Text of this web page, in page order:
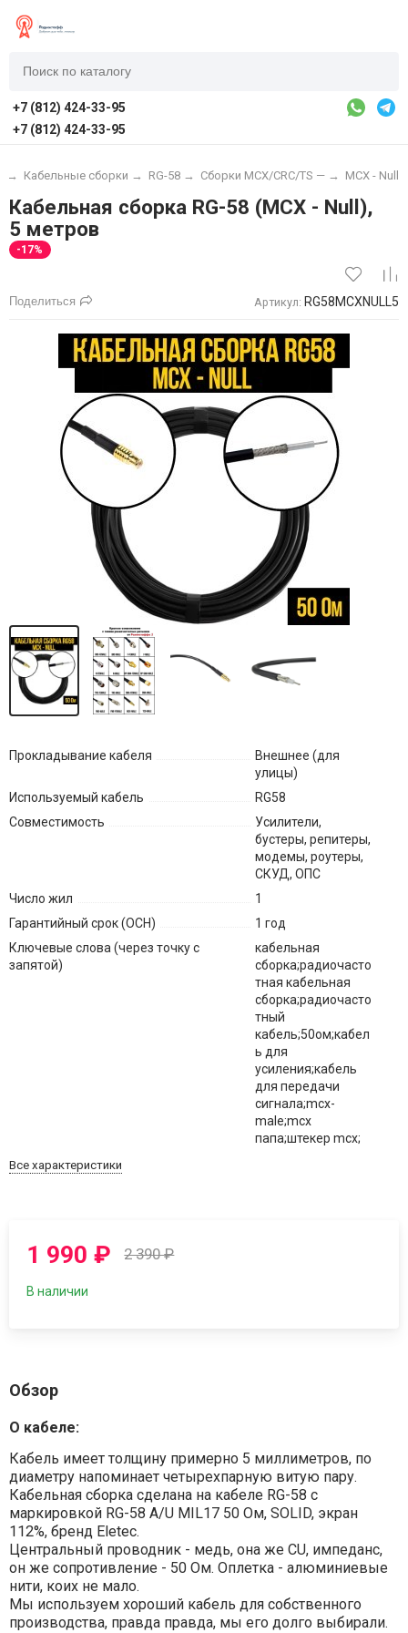
+7 (812) 424-33-95
+7 (812) 424-33-95
→ Кабельные сборки → RG-58 → Сборки MCX/CRC/TS — → MCX - Null
Кабельная сборка RG-58 (MCX - Null),
5 метров
-17%
Поделиться Артикул: RG58MCXNULL5
Прокладывание кабеля
Внешнее (для
улицы)
Используемый кабель
RG58
Совместимость
Усилители,
бустеры, репитеры,
модемы, роутеры,
СКУД, ОПС
Число жил
1
Гарантийный срок (ОСН)
1 год
Ключевые слова (через точку с
запятой)
кабельная
сборка;радиочасто
тная кабельная
сборка;радиочасто
тный
кабель;50ом;кабел
ь для
усиления;кабель
для передачи
сигнала;mcx-
male;mcx
папа;штекер mcx;
Все характеристики
1 990₽ 2 390₽
В наличии
Обзор
О кабеле:
Кабель имеет толщину примерно 5 миллиметров, по
диаметру напоминает четырехпарную витую пару.
Кабельная сборка сделана на кабеле RG-58 с
маркировкой RG-58 A/U MIL17 50 Ом, SOLID, экран
112%, бренд Eletec.
Центральный проводник - медь, она же CU, импеданс,
он же сопротивление - 50 Ом. Оплетка - алюминиевые
нити, коих не мало.
Мы используем хороший кабель для собственного
производства, правда правда, мы его долго выбирали.